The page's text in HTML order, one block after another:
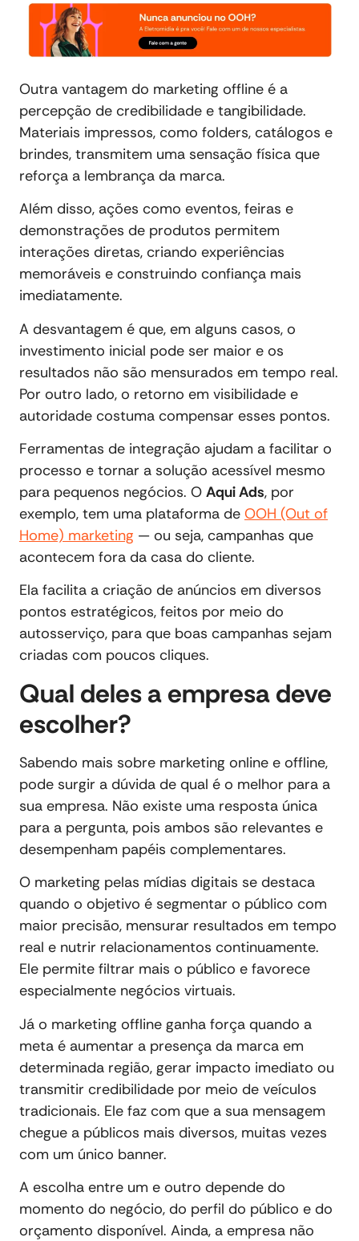
Outra vantagem do marketing offline é a
percepção de credibilidade e tangibilidade.
Materiais impressos, como folders, catálogos e
brindes, transmitem uma sensação física que
reforça a lembrança da marca.
Além disso, ações como eventos, feiras e
demonstrações de produtos permitem
interações diretas, criando experiências
memoráveis e construindo confiança mais
imediatamente.
A desvantagem é que, em alguns casos, o
investimento inicial pode ser maior e os
resultados não são mensurados em tempo real.
Por outro lado, o retorno em visibilidade e
autoridade costuma compensar esses pontos.
Ferramentas de integração ajudam a facilitar o
processo e tornar a solução acessível mesmo
para pequenos negócios. O Aqui Ads, por
exemplo, tem uma plataforma de OOH (Out of
Home) marketing — ou seja, campanhas que
acontecem fora da casa do cliente.
Ela facilita a criação de anúncios em diversos
pontos estratégicos, feitos por meio do
autosserviço, para que boas campanhas sejam
criadas com poucos cliques.
Qual deles a empresa deve
escolher?
Sabendo mais sobre marketing online e offline,
pode surgir a dúvida de qual é o melhor para a
sua empresa. Não existe uma resposta única
para a pergunta, pois ambos são relevantes e
desempenham papéis complementares.
O marketing pelas mídias digitais se destaca
quando o objetivo é segmentar o público com
maior precisão, mensurar resultados em tempo
real e nutrir relacionamentos continuamente.
Ele permite filtrar mais o público e favorece
especialmente negócios virtuais.
Já o marketing offline ganha força quando a
meta é aumentar a presença da marca em
determinada região, gerar impacto imediato ou
transmitir credibilidade por meio de veículos
tradicionais. Ele faz com que a sua mensagem
chegue a públicos mais diversos, muitas vezes
com um único banner.
A escolha entre um e outro depende do
momento do negócio, do perfil do público e do
orçamento disponível. Ainda, a empresa não